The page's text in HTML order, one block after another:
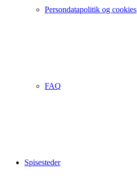
Persondatapolitik og cookies
FAQ
Spisesteder